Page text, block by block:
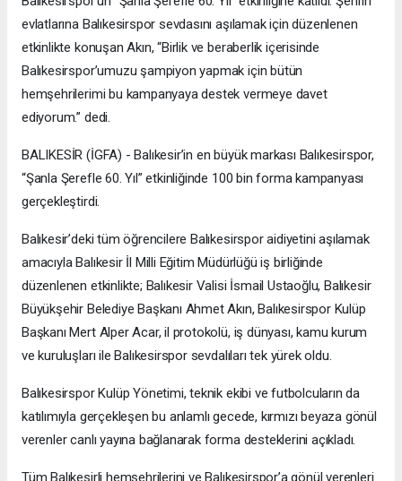
evlatlarına Balıkesirspor sevdasını aşılamak için düzenlenen
etkinlikte konuşan Akın, “Birlik ve beraberlik içerisinde
Balıkesirspor’umuzu şampiyon yapmak için bütün
hemşehrilerimi bu kampanyaya destek vermeye davet
ediyorum.” dedi.
BALIKESİR (İGFA) - Balıkesir’in en büyük markası Balıkesirspor,
“Şanla Şerefle 60. Yıl” etkinliğinde 100 bin forma kampanyası
gerçekleştirdi.
Balıkesir’deki tüm öğrencilere Balıkesirspor aidiyetini aşılamak
amacıyla Balıkesir İl Milli Eğitim Müdürlüğü iş birliğinde
düzenlenen etkinlikte; Balıkesir Valisi İsmail Ustaoğlu, Balıkesir
Büyükşehir Belediye Başkanı Ahmet Akın, Balıkesirspor Kulüp
Başkanı Mert Alper Acar, il protokolü, iş dünyası, kamu kurum
ve kuruluşları ile Balıkesirspor sevdalıları tek yürek oldu.
Balıkesirspor Kulüp Yönetimi, teknik ekibi ve futbolcuların da
katılımıyla gerçekleşen bu anlamlı gecede, kırmızı beyaza gönül
verenler canlı yayına bağlanarak forma desteklerini açıkladı.
Tüm Balıkesirli hemşehrilerini ve Balıkesirspor’a gönül verenleri